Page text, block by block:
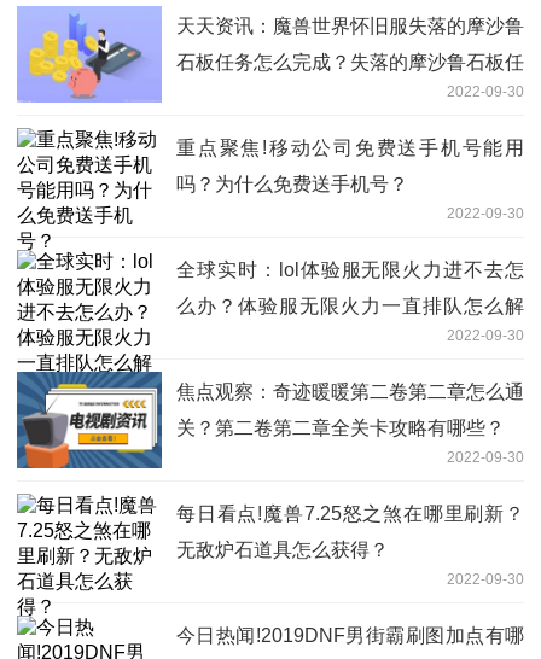
天天资讯：魔兽世界怀旧服失落的摩沙鲁
石板任务怎么完成？失落的摩沙鲁石板任
2022-09-30
重点聚焦!移动公司免费送手机号能用
吗？为什么免费送手机号？
2022-09-30
全球实时：lol体验服无限火力进不去怎
么办？体验服无限火力一直排队怎么解
2022-09-30
焦点观察：奇迹暖暖第二卷第二章怎么通
关？第二卷第二章全关卡攻略有哪些？
2022-09-30
每日看点!魔兽7.25怒之煞在哪里刷新？
无敌炉石道具怎么获得？
2022-09-30
今日热闻!2019DNF男街霸刷图加点有哪